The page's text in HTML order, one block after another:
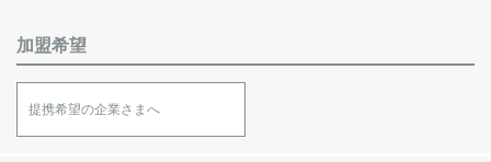
加盟希望
提携希望の企業さまへ